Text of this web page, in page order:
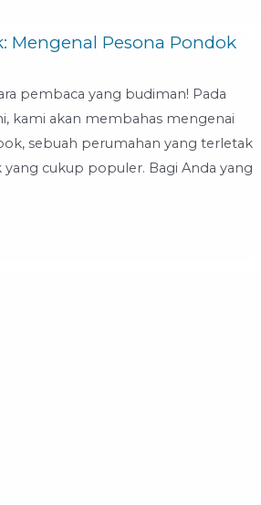
Mengenal Pesona Pondok
pembaca yang budiman! Pada
kami akan membahas mengenai
sebuah perumahan yang terletak
yang cukup populer. Bagi Anda yang